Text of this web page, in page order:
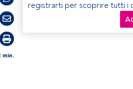
min.
registrarti per scoprire tutti i